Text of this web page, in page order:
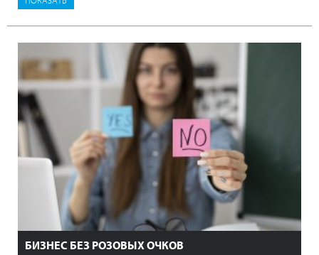
БИЗНЕС БЕЗ РОЗОВЫХ ОЧКОВ